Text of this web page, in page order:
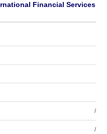
Financial Services
/
/